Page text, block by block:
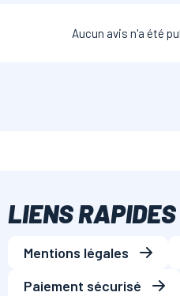
Aucun avis n'a été
LIENS RAPIDES
Mentions légales
Paiement sécurisé